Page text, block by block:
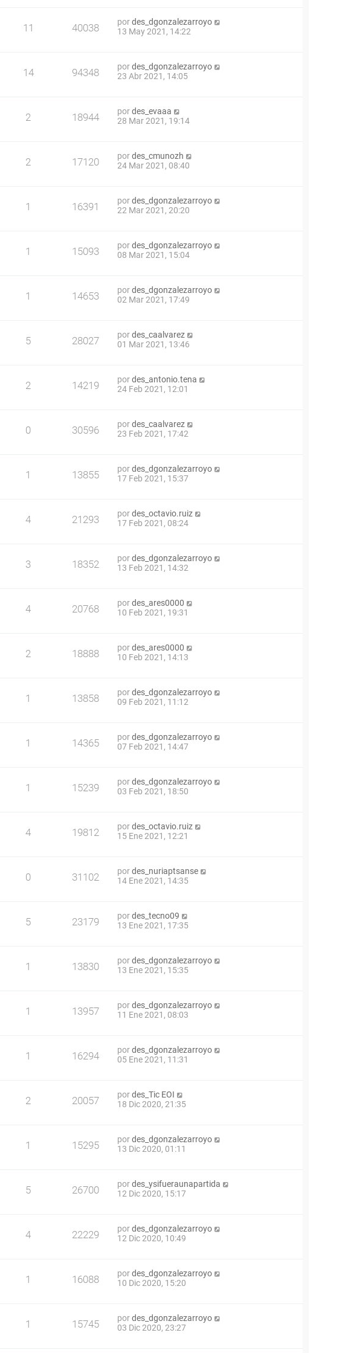
11 40038 pordes_dgonzalezarroyo
13 May 2021, 14:22
14 94348 pordes_dgonzalezarroyo
23 Abr 2021, 14:05
2 18944 pordes_evaaa
28 Mar 2021, 19:14
2 17120 pordes_cmunozh
24 Mar 2021, 08:40
1 16391 pordes_dgonzalezarroyo
22 Mar 2021, 20:20
1 15093 pordes_dgonzalezarroyo
08 Mar 2021, 15:04
1 14653 pordes_dgonzalezarroyo
02 Mar 2021, 17:49
5 28027 pordes_caalvarez
01 Mar 2021, 13:46
2 14219 pordes_antonio.tena
24 Feb 2021, 12:01
0 30596 pordes_caalvarez
23 Feb 2021, 17:42
1 13855 pordes_dgonzalezarroyo
17 Feb 2021, 15:37
4 21293 pordes_octavio.ruiz
17 Feb 2021, 08:24
3 18352 pordes_dgonzalezarroyo
13 Feb 2021, 14:32
4 20768 pordes_ares0000
10 Feb 2021, 19:31
2 18888 pordes_ares0000
10 Feb 2021, 14:13
1 13858 pordes_dgonzalezarroyo
09 Feb 2021, 11:12
1 14365 pordes_dgonzalezarroyo
07 Feb 2021, 14:47
1 15239 pordes_dgonzalezarroyo
03 Feb 2021, 18:50
4 19812 pordes_octavio.ruiz
15 Ene 2021, 12:21
0 31102 pordes_nuriaptsanse
14 Ene 2021, 14:35
5 23179 pordes_tecno09
13 Ene 2021, 17:35
1 13830 pordes_dgonzalezarroyo
13 Ene 2021, 15:35
1 13957 pordes_dgonzalezarroyo
11 Ene 2021, 08:03
1 16294 pordes_dgonzalezarroyo
05 Ene 2021, 11:31
2 20057 pordes_Tic EOI
18 Dic 2020, 21:35
1 15295 pordes_dgonzalezarroyo
13 Dic 2020, 01:11
5 26700 pordes_ysifueraunapartida
12 Dic 2020, 15:17
4 22229 pordes_dgonzalezarroyo
12 Dic 2020, 10:49
1 16088 pordes_dgonzalezarroyo
10 Dic 2020, 15:20
1 15745 pordes_dgonzalezarroyo
03 Dic 2020, 23:27